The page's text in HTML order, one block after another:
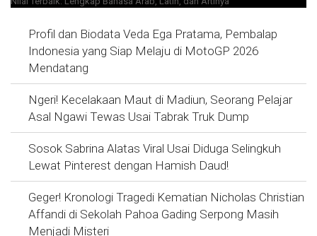
Profil dan Biodata Veda Ega Pratama, Pembalap
Indonesia yang Siap Melaju di MotoGP 2026
Mendatang
Ngeri! Kecelakaan Maut di Madiun, Seorang Pelajar
Asal Ngawi Tewas Usai Tabrak Truk Dump
Sosok Sabrina Alatas Viral Usai Diduga Selingkuh
Lewat Pinterest dengan Hamish Daud!
Geger! Kronologi Tragedi Kematian Nicholas Christian
Affandi di Sekolah Pahoa Gading Serpong Masih
Menjadi Misteri